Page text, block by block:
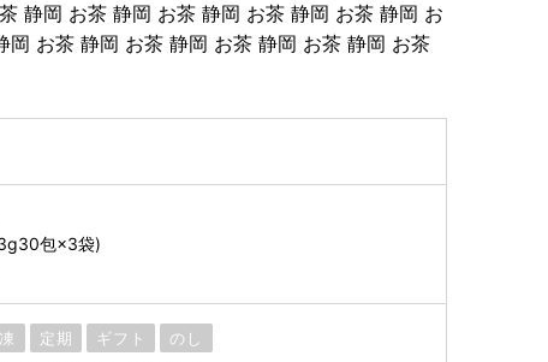
静岡 お茶 静岡 お茶 静岡 お茶 静岡 お茶 静岡 お
お茶 静岡 お茶 静岡 お茶 静岡 お茶 静岡 お茶
包×3袋)
定期 ギフト のし